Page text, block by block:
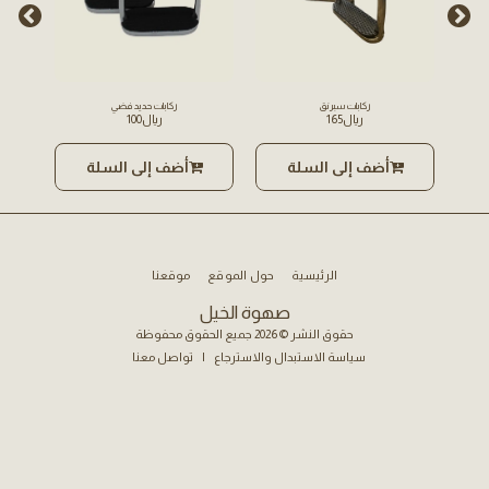
ركابات سبرنق
﷼165
أضف إلى السلة
ركابات حديد فضي
﷼100
أضف إلى السلة
صهوة الخيل
حقوق النشر © 2026 جميع الحقوق محفوظة
سياسة الاستبدال والاسترجاع | تواصل معنا
الرئيسية حول الموقع موقعنا